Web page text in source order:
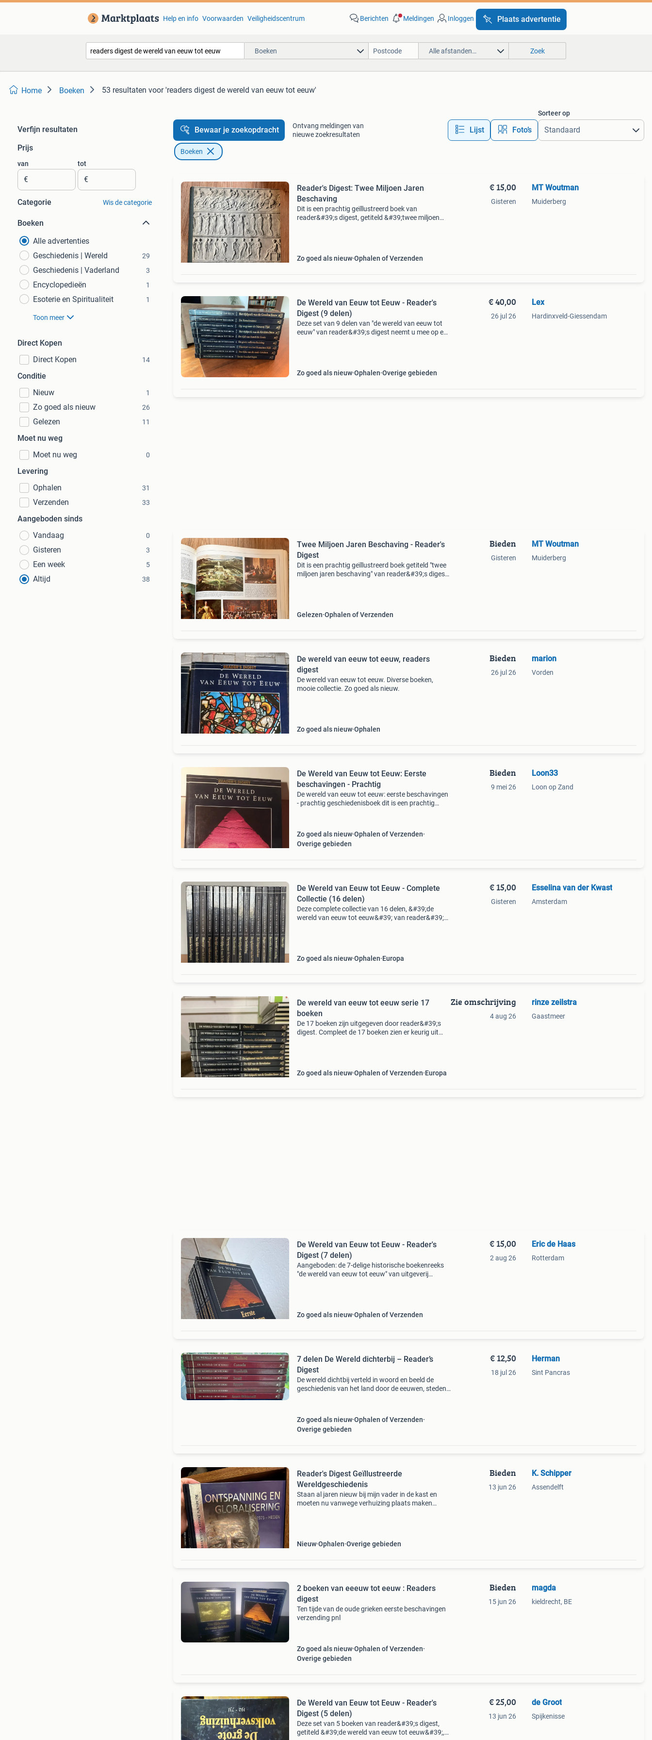
Help en info Voorwaarden Veiligheidscentrum Berichten Meldingen Inloggen Plaats advertentie
Boeken Alle afstanden… Zoek
Home Boeken 53 resultaten voor 'readers digest de wereld van eeuw tot eeuw'
Verfijn resultaten
Prijs
van
€
tot
€
Categorie Wis de categorie
Boeken
Alle advertenties
Geschiedenis | Wereld
29
Geschiedenis | Vaderland 3
Encyclopedieën 1
Esoterie en Spiritualiteit 1
Toon meer
Direct Kopen
Direct Kopen
14
Conditie
Nieuw
1
Zo goed als nieuw 26
Gelezen 11
Moet nu weg
Moet nu weg
0
Levering
Ophalen
31
Verzenden 33
Aangeboden sinds
Vandaag
0
Gisteren 3
Een week 5
Altijd 38
Bewaar je zoekopdracht
Ontvang meldingen van
nieuwe zoekresultaten
Lijst Foto’s
Sorteer op
Boeken
Reader's Digest: Twee Miljoen Jaren
Beschaving
Dit is een prachtig geïllustreerd boek van
reader&#39;s digest, getiteld &#39;twee miljoen
Zo goed als nieuw Ophalen of Verzenden
€ 15,00
Gisteren
MT Woutman
Muiderberg
De Wereld van Eeuw tot Eeuw - Reader's
Digest (9 delen)
Deze set van 9 delen van "de wereld van eeuw tot
eeuw" van reader&#39;s digest neemt u mee op een
Zo goed als nieuw Ophalen Overige gebieden
€ 40,00
26 jul 26
Lex
Hardinxveld-Giessendam
Twee Miljoen Jaren Beschaving - Reader's
Digest
Dit is een prachtig geïllustreerd boek getiteld "twee
miljoen jaren beschaving" van reader&#39;s digest.
Gelezen Ophalen of Verzenden
Bieden
Gisteren
MT Woutman
Muiderberg
De wereld van eeuw tot eeuw, readers
digest
De wereld van eeuw tot eeuw. Diverse boeken,
mooie collectie. Zo goed als nieuw.
Zo goed als nieuw Ophalen
Bieden
26 jul 26
marion
Vorden
De Wereld van Eeuw tot Eeuw: Eerste
beschavingen - Prachtig
De wereld van eeuw tot eeuw: eerste beschavingen
- prachtig geschiedenisboek dit is een prachtig
Zo goed als nieuw Ophalen of Verzenden
Overige gebieden
Bieden
9 mei 26
Loon33
Loon op Zand
De Wereld van Eeuw tot Eeuw - Complete
Collectie (16 delen)
Deze complete collectie van 16 delen, &#39;de
wereld van eeuw tot eeuw&#39; van reader&#39;s
Zo goed als nieuw Ophalen Europa
€ 15,00
Gisteren
Esselina van der Kwast
Amsterdam
De wereld van eeuw tot eeuw serie 17
boeken
De 17 boeken zijn uitgegeven door reader&#39;s
digest. Compleet de 17 boeken zien er keurig uit
Zo goed als nieuw Ophalen of Verzenden Europa
Zie omschrijving
4 aug 26
rinze zeilstra
Gaastmeer
De Wereld van Eeuw tot Eeuw - Reader's
Digest (7 delen)
Aangeboden: de 7-delige historische boekenreeks
"de wereld van eeuw tot eeuw" van uitgeverij
Zo goed als nieuw Ophalen of Verzenden
€ 15,00
2 aug 26
Eric de Haas
Rotterdam
7 delen De Wereld dichterbij – Reader’s
Digest
De wereld dichtbij verteld in woord en beeld de
geschiedenis van het land door de eeuwen, steden
Zo goed als nieuw Ophalen of Verzenden
Overige gebieden
€ 12,50
18 jul 26
Herman
Sint Pancras
Reader's Digest Geïllustreerde
Wereldgeschiedenis
Staan al jaren nieuw bij mijn vader in de kast en
moeten nu vanwege verhuizing plaats maken
Nieuw Ophalen Overige gebieden
Bieden
13 jun 26
K. Schipper
Assendelft
2 boeken van eeeuw tot eeuw : Readers
digest
Ten tijde van de oude grieken eerste beschavingen
verzending pnl
Zo goed als nieuw Ophalen of Verzenden
Overige gebieden
Bieden
15 jun 26
magda
kieldrecht, BE
De Wereld van Eeuw tot Eeuw - Reader's
Digest (5 delen)
Deze set van 5 boeken van reader&#39;s digest,
getiteld &#39;de wereld van eeuw tot eeuw&#39;,
€ 25,00
13 jun 26
de Groot
Spijkenisse